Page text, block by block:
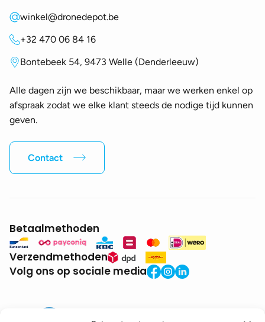
winkel@dronedepot.be
+32 470 06 84 16
Bontebeek 54, 9473 Welle (Denderleeuw)
Alle dagen zijn we beschikbaar, maar we werken enkel op
afspraak zodat we elke klant steeds de nodige tijd kunnen
geven.
Contact
Betaalmethoden
Verzendmethoden
Volg ons op sociale media